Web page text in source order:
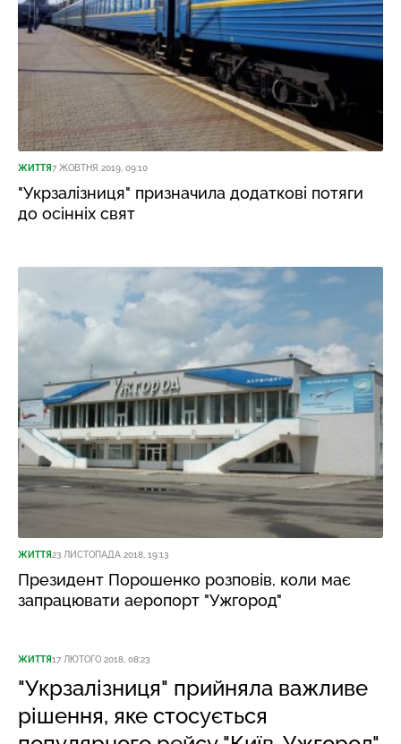
ЖИТТЯ7 ЖОВТНЯ 2019, 09:10
"Укрзалізниця" призначила додаткові потяги
до осінніх свят
ЖИТТЯ23 ЛИСТОПАДА 2018, 19:13
Президент Порошенко розповів, коли має
запрацювати аеропорт "Ужгород"
ЖИТТЯ17 ЛЮТОГО 2018, 08:23
"Укрзалізниця" прийняла важливе
рішення, яке стосується